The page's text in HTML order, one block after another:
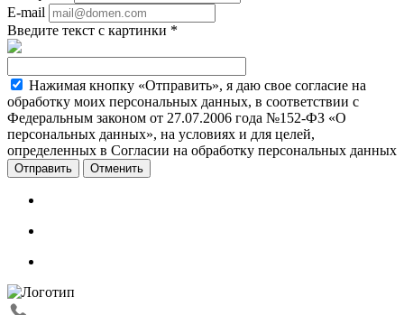
E-mail
Введите текст с картинки *
Нажимая кнопку «Отправить», я даю свое согласие на
обработку моих персональных данных, в соответствии с
Федеральным законом от 27.07.2006 года №152-ФЗ «О
персональных данных», на условиях и для целей,
определенных в Согласии на обработку персональных данных
Отменить